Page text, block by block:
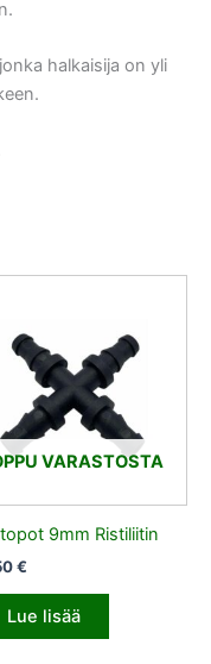
halkaisija on yli
VARASTOSTA
9mm Ristiliitin
€
Lue lisää